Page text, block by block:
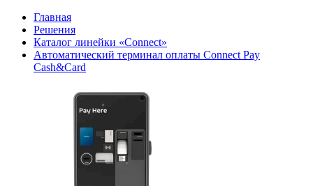
Главная
Решения
Каталог линейки «Connect»
Автоматический терминал оплаты Connect Pay
Cash&Card